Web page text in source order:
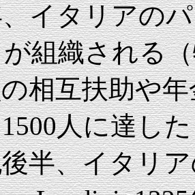
イタリアのパ
組織される
相互扶助や
人に達し
半、イタリア